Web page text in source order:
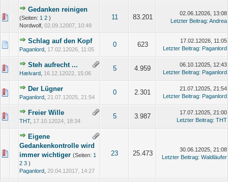
Gedanken reinigen
(Seiten: 1 2 )
Nordwolf, 02.09.12007, 10:49
11 83.201
02.06.12026, 13:08
Letzter Beitrag: Andrea
Schlag auf den Kopf
Paganlord 17.02.12026, 11:05
0 623
17.02.12026, 11:05
Letzter Beitrag: Paganlord
Steh aufrecht ...
Hælvard 16.12.12022, 15:06
5 4.959
06.10.12025, 12:43
Letzter Beitrag: Paganlord
Der Lügner
Paganlord 21.07.12025, 21:54
0 2.301
21.07.12025, 21:54
Letzter Beitrag: Paganlord
Freier Wille
THT, 17.10.12024, 18:34
5 3.987
17.07.12025, 21:00
Letzter Beitrag: THT
Eigene
Gedankenkontrolle wird
immer wichtiger (Seiten: 1
2 3 )
Paganlord 20.04.12017, 14:27
23 25.473
30.06.12025, 21:08
Letzter Beitrag: Waldläufer